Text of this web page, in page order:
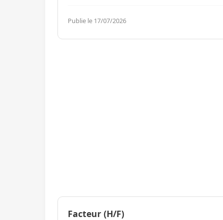
Publie le 17/07/2026
Facteur (H/F)